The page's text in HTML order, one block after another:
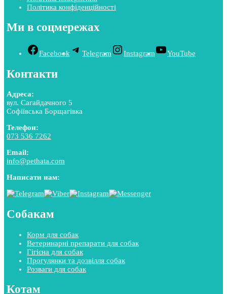
Політика конфіденційності
Ми в соцмережах
Facebook Telegram Instagram YouTube
Контакти
Адреса:
вул. Сагайдачного 5
Софіївська Борщагівка
Телефон:
073 536 7262
Email:
info@pethata.com
Написати нам:
Собакам
Корм для собак
Ветеринарні препарати для собак
Гігієна для собак
Прогулянки та дозвілля собак
Розваги для собак
Котам